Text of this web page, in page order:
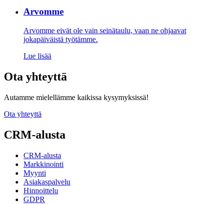
Arvomme
Arvomme eivät ole vain seinätaulu, vaan ne ohjaavat
jokapäiväistä työtämme.
Lue lisää
Ota yhteyttä
Autamme mielellämme kaikissa kysymyksissä!
Ota yhteyttä
CRM-alusta
CRM-alusta
Markkinointi
Myynti
Asiakaspalvelu
Hinnoittelu
GDPR